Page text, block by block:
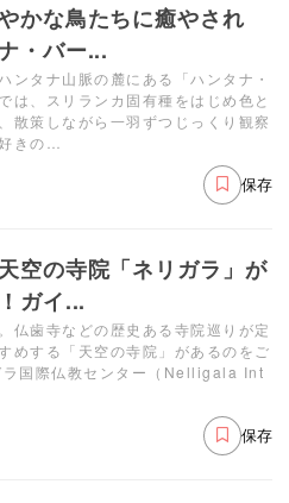
かな鳥たちに癒やされ
・バー...
ンタナ山脈の麓にある「ハンタナ・
は、スリランカ固有種をはじめ色と
散策しながら一羽ずつじっくり観察
きの…
保存
空の寺院「ネリガラ」が
ガイ...
仏歯寺などの歴史ある寺院巡りが定
めする「天空の寺院」があるのをご
ラ国際仏教センター（Nelligala Int
保存